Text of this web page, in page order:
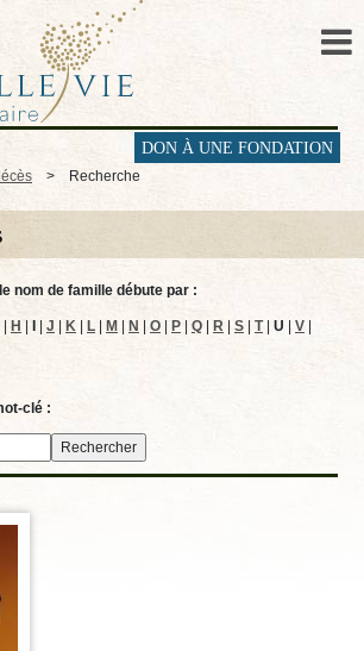
DON À UNE FONDATION
> Recherche
nom de famille débute par :
H J K L M N O P Q R S T U V
clé :